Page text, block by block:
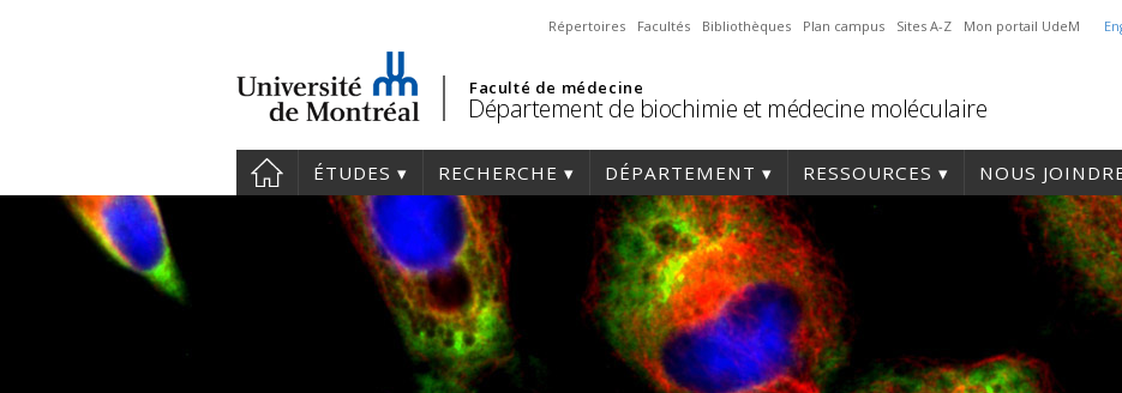
Répertoires Facultés Bibliothèques Plan campus Sites A-Z Mon portail UdeM
Faculté de médecine
Département de biochimie et médecine moléculaire
ÉTUDES RECHERCHE DÉPARTEMENT RESSOURCES NOUS